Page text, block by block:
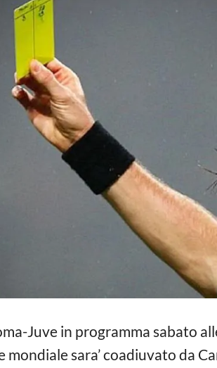
Juve in programma sabato
mondiale sara’ coadiuvato da